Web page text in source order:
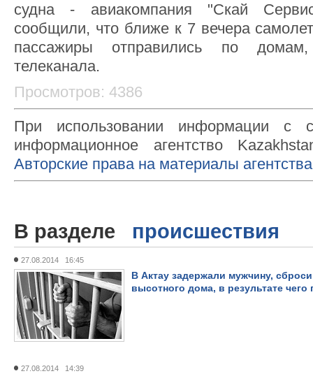
судна - авиакомпания "Скай
сообщили, что ближе к 7 вечера
пассажиры отправились по
телеканала.
Просмотров: 4386
При использовании информации с
информационное агентство
Авторские права на материалы
В разделе происшествия
27.08.2014 16:45
В Актау задержали мужчину,
высотного дома, в результате чего
27.08.2014 14:39